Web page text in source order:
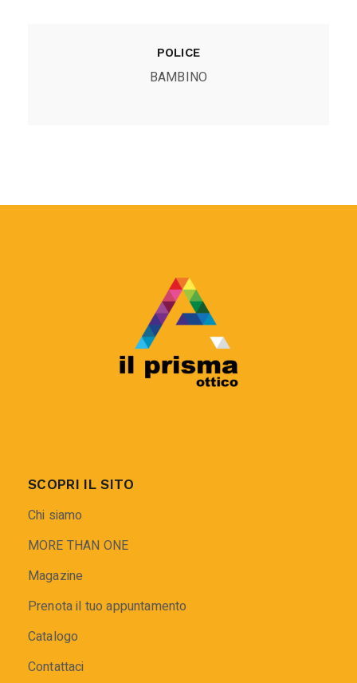
POLICE
BAMBINO
SCOPRI IL SITO
Chi siamo
MORE THAN ONE
Magazine
Prenota il tuo appuntamento
Catalogo
Contattaci